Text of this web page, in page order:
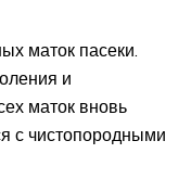
маток пасеки.
и
маток вновь
с чистопородными